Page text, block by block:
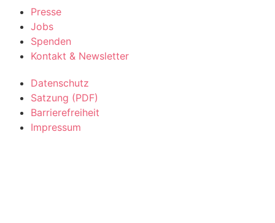
Presse
Jobs
Spenden
Kontakt & Newsletter
Datenschutz
Satzung (PDF)
Barrierefreiheit
Impressum